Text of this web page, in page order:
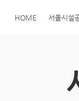
HOME 서울시설